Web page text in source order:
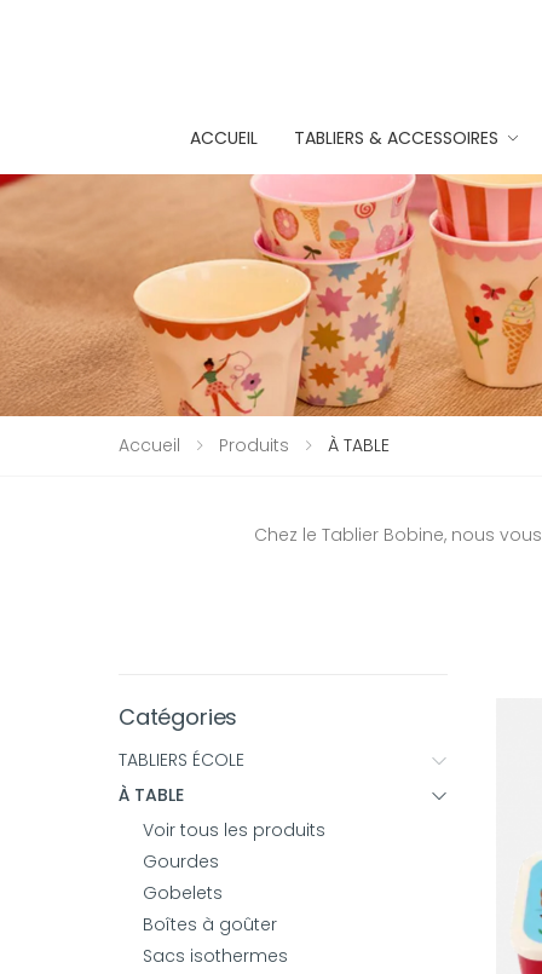
ACCUEIL TABLIERS & ACCESSOIRES
Accueil Produits À TABLE
Chez le Tablier Bobine, nous
Catégories
TABLIERS ÉCOLE
À TABLE
Voir tous les produits
Gourdes
Gobelets
Boîtes à goûter
Sacs isothermes